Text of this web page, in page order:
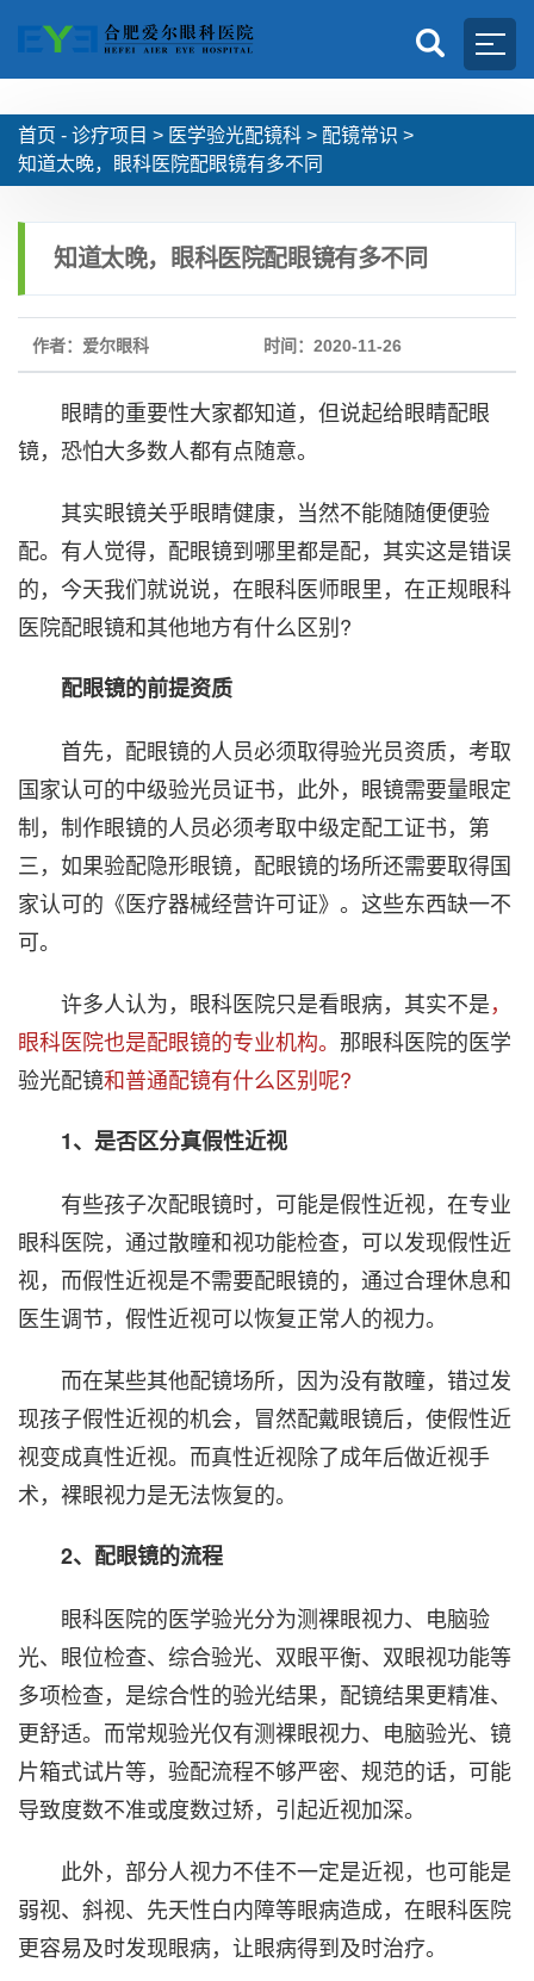
首页 - 诊疗项目 > 医学验光配镜科 > 配镜常识 >
知道太晚，眼科医院配眼镜有多不同
知道太晚，眼科医院配眼镜有多不同
作者：爱尔眼科 时间：2020-11-26
眼睛的重要性大家都知道，但说起给眼睛配眼
镜，恐怕大多数人都有点随意。
其实眼镜关乎眼睛健康，当然不能随随便便验
配。有人觉得，配眼镜到哪里都是配，其实这是错误
的，今天我们就说说，在眼科医师眼里，在正规眼科
医院配眼镜和其他地方有什么区别?
配眼镜的前提资质
首先，配眼镜的人员必须取得验光员资质，考取
国家认可的中级验光员证书，此外，眼镜需要量眼定
制，制作眼镜的人员必须考取中级定配工证书，第
三，如果验配隐形眼镜，配眼镜的场所还需要取得国
家认可的《医疗器械经营许可证》。这些东西缺一不
可。
许多人认为，眼科医院只是看眼病，其实不是，
眼科医院也是配眼镜的专业机构。 那眼科医院的医学
验光配镜和普通配镜有什么区别呢?
1、是否区分真假性近视
有些孩子次配眼镜时，可能是假性近视，在专业
眼科医院，通过散瞳和视功能检查，可以发现假性近
视，而假性近视是不需要配眼镜的，通过合理休息和
医生调节，假性近视可以恢复正常人的视力。
而在某些其他配镜场所，因为没有散瞳，错过发
现孩子假性近视的机会，冒然配戴眼镜后，使假性近
视变成真性近视。而真性近视除了成年后做近视手
术，裸眼视力是无法恢复的。
2、配眼镜的流程
眼科医院的医学验光分为测裸眼视力、电脑验
光、眼位检查、综合验光、双眼平衡、双眼视功能等
多项检查，是综合性的验光结果，配镜结果更精准、
更舒适。而常规验光仅有测裸眼视力、电脑验光、镜
片箱式试片等，验配流程不够严密、规范的话，可能
导致度数不准或度数过矫，引起近视加深。
此外，部分人视力不佳不一定是近视，也可能是
弱视、斜视、先天性白内障等眼病造成，在眼科医院
更容易及时发现眼病，让眼病得到及时治疗。